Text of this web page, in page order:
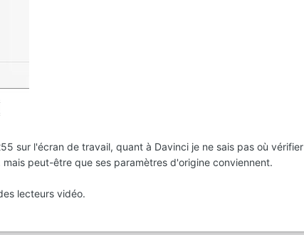
sur l'écran de travail, quant à Davinci je ne sais pas où vérifier
peut-être que ses paramètres d'origine conviennent.
lecteurs vidéo.